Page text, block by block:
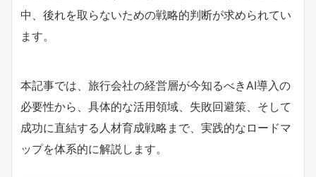
中、後れを取らないための戦略的判断が求められてい
ます。
本記事では、旅行会社の経営層が今知るべきAI導入の
必要性から、具体的な活用領域、失敗回避策、そして
成功に直結する人材育成戦略まで、実践的なロードマ
ップを体系的に解説します。